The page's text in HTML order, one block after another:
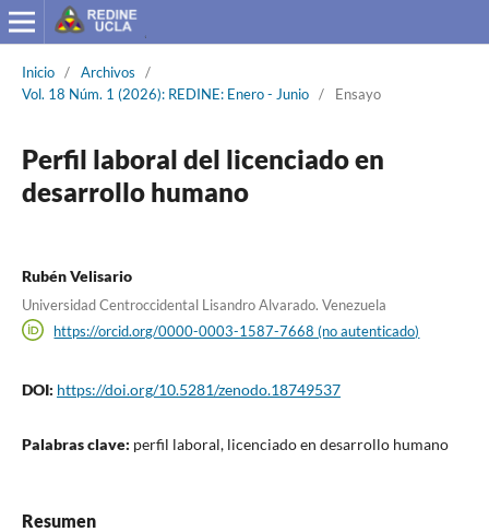
Inicio / Archivos
/
Vol. 18 Núm. 1 (2026): REDINE: Enero - Junio / Ensayo
Perfil laboral del licenciado en
desarrollo humano
Rubén Velisario
Universidad Centroccidental Lisandro Alvarado. Venezuela
https://orcid.org/0000-0003-1587-7668 (no autenticado)
DOI: https://doi.org/10.5281/zenodo.18749537
Palabras clave: perfil laboral, licenciado en desarrollo humano
Resumen